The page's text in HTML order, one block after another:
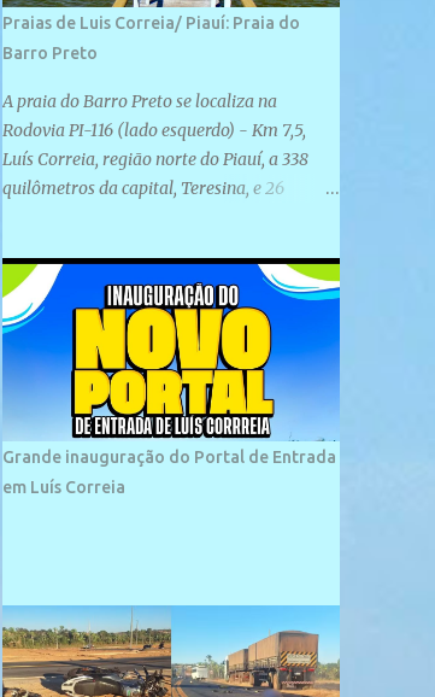
Praias de Luis Correia/ Piauí: Praia do
Barro Preto
A praia do Barro Preto se localiza na
Rodovia PI-116 (lado esquerdo) - Km 7,5,
Luís Correia, região norte do Piauí, a 338
quilômetros da capital, Teresina, e 26
plana e retilínea na maior parte de sua
extensão, chegando a mais ou menos a 1,5
km de paisagens exuberantes. Possui ondas
suaves devido ao extensivo molhe de pedras
que não chegam a 2 metros de altura, não
apresentando dunas em seu espaço
geográfico. Não se sabe ao certo porque a
praia leva esse nome, e muitas das suas
vizinhos. O bairro onde se localiza a praia é
palco de amplos investimentos e projetos
grandiosos como hotéis, pousadas e
Grande inauguração do Portal de Entrada
em Luís Correia